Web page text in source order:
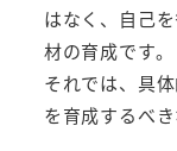
はなく、自己
材の育成です。
それでは、具
を育成するべき